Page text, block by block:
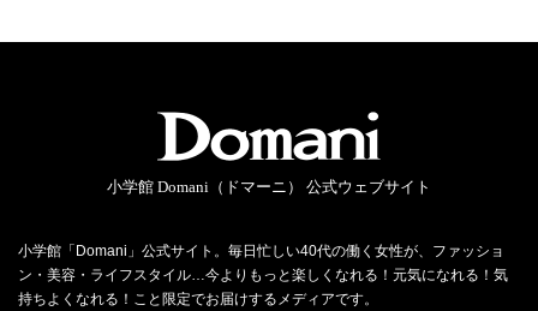
小学館 Domani（ドマーニ） 公式ウェブサイト
小学館「Domani」公式サイト。毎日忙しい40代の働く女性が、ファッショ
ン・美容・ライフスタイル…今よりもっと楽しくなれる！元気になれる！気
持ちよくなれる！こと限定でお届けするメディアです。